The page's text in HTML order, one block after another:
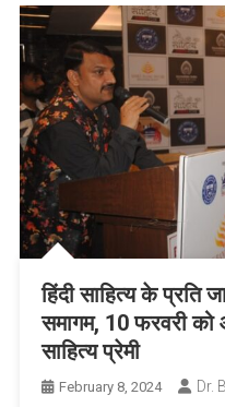
हिंदी साहित्य के प्रति
समागम, 10 फरवरी
साहित्य प्रेमी
February 8, 2024 Dr.